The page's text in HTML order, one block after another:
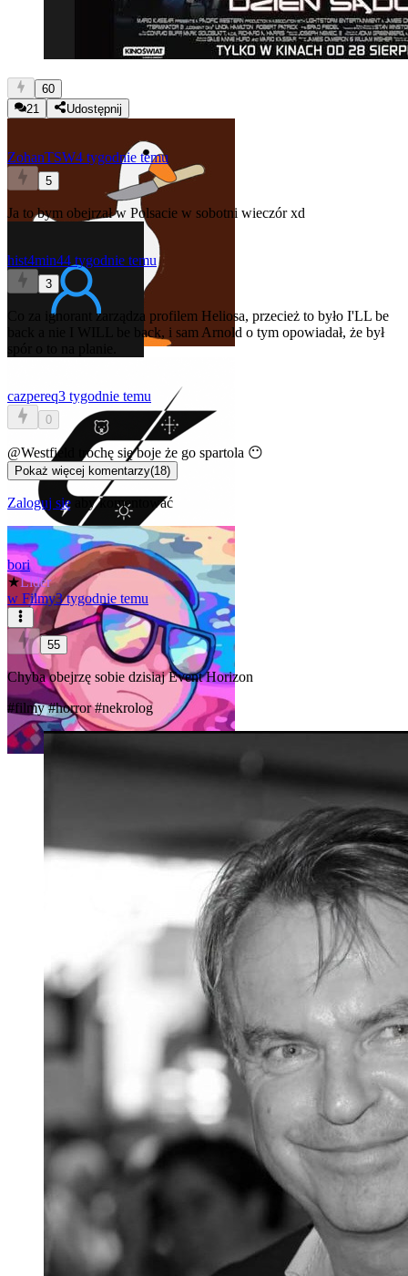
60
21
Udostępnij
ZohanTSW4 tygodnie temu
5
Ja to bym obejrzał w Polsacie w sobotni wieczór xd
hist4min44 tygodnie temu
3
Co za ignorant zarządza profilem Heliosa, przecież to było I'LL be
back a nie I WILL be back, i sam Arnold o tym opowiadał, że był
cazpereq3 tygodnie temu
0
@Westfield trochę się boje że go spartola 😶
Pokaż więcej komentarzy(18)
Zaloguj się aby komentować
bori
★Lider
w Filmy3 tygodnie temu
55
Chyba obejrzę sobie dzisiaj Event Horizon
#filmy #horror #nekrolog